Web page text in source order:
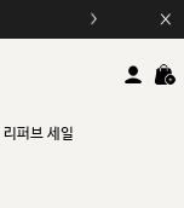
리퍼브 세일